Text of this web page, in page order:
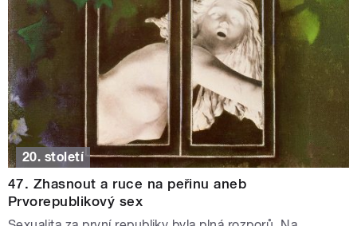
20. století
47. Zhasnout a ruce na peřinu aneb
Prvorepublikový sex